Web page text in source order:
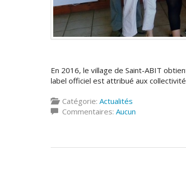
En 2016, le village de Saint-ABIT
label officiel est attribué aux
Catégorie: Actualités
Commentaires: Aucun